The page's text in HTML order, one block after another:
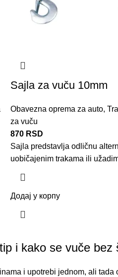
Sajla za vuču 10mm
Obavezna oprema za auto,
za vuču
870 RSD
Sajla predstavlja odličnu
uobičajenim trakama ili
Додај у корпу
i kako se vuče bez
i upotrebi jednom, ali